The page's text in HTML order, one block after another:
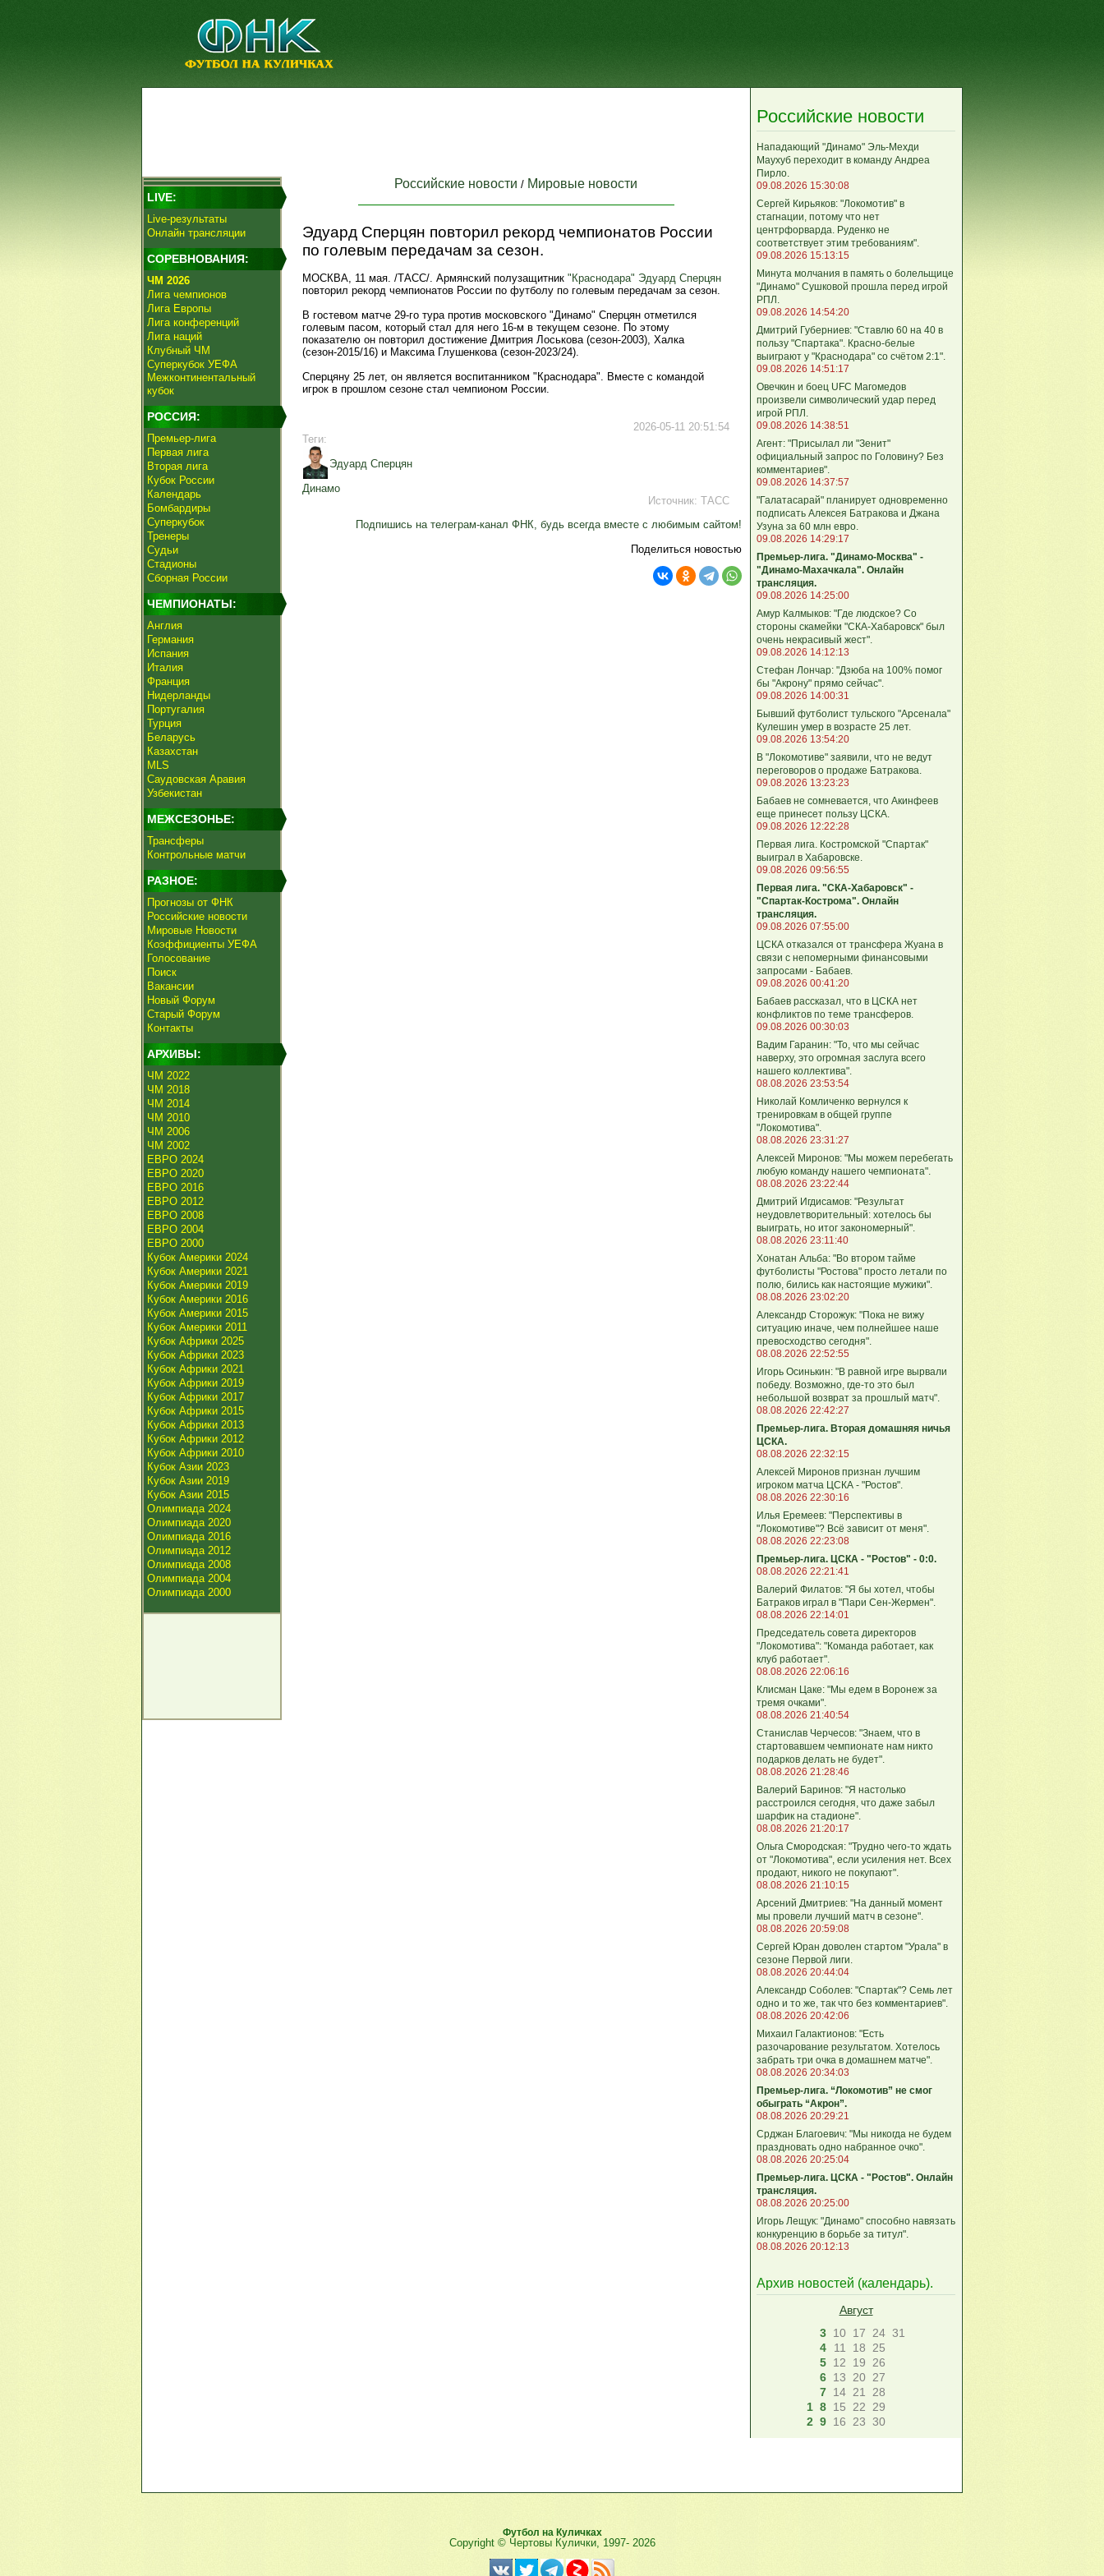
LIVE:
Live-результаты
Онлайн трансляции
СОРЕВНОВАНИЯ:
ЧМ 2026
Лига чемпионов
Лига Европы
Лига конференций
Лига наций
Клубный ЧМ
Суперкубок УЕФА
Межконтинентальный
кубок
РОССИЯ:
Премьер-лига
Первая лига
Вторая лига
Кубок России
Календарь
Бомбардиры
Суперкубок
Тренеры
Судьи
Стадионы
Сборная России
ЧЕМПИОНАТЫ:
Англия
Германия
Испания
Италия
Франция
Нидерланды
Португалия
Турция
Беларусь
Казахстан
MLS
Саудовская Аравия
Узбекистан
МЕЖСЕЗОНЬЕ:
Трансферы
Контрольные матчи
РАЗНОЕ:
Прогнозы от ФНК
Российские новости
Мировые Новости
Коэффициенты УЕФА
Голосование
Поиск
Вакансии
Новый Форум
Старый Форум
Контакты
АРХИВЫ:
ЧМ 2022
ЧМ 2018
ЧМ 2014
ЧМ 2010
ЧМ 2006
ЧМ 2002
ЕВРО 2024
ЕВРО 2020
ЕВРО 2016
ЕВРО 2012
ЕВРО 2008
ЕВРО 2004
ЕВРО 2000
Кубок Америки 2024
Кубок Америки 2021
Кубок Америки 2019
Кубок Америки 2016
Кубок Америки 2015
Кубок Америки 2011
Кубок Африки 2025
Кубок Африки 2023
Кубок Африки 2021
Кубок Африки 2019
Кубок Африки 2017
Кубок Африки 2015
Кубок Африки 2013
Кубок Африки 2012
Кубок Африки 2010
Кубок Азии 2023
Кубок Азии 2019
Кубок Азии 2015
Олимпиада 2024
Олимпиада 2020
Олимпиада 2016
Олимпиада 2012
Олимпиада 2008
Олимпиада 2004
Олимпиада 2000
Российские новости / Мировые новости
Эдуард Сперцян повторил рекорд чемпионатов России
по голевым передачам за сезон.
МОСКВА, 11 мая. /ТАСС/. Армянский полузащитник "Краснодара" Эдуард Сперцян
повторил рекорд чемпионатов России по футболу по голевым передачам за сезон.
В гостевом матче 29-го тура против московского "Динамо" Сперцян отметился
голевым пасом, который стал для него 16-м в текущем сезоне. По этому
показателю он повторил достижение Дмитрия Лоськова (сезон-2003), Халка
(сезон-2015/16) и Максима Глушенкова (сезон-2023/24).
Сперцяну 25 лет, он является воспитанником "Краснодара". Вместе с командой
игрок в прошлом сезоне стал чемпионом России.
2026-05-11 20:51:54
Теги:
Эдуард Сперцян
Динамо
Источник: ТАСС
Подпишись на телеграм-канал ФНК, будь всегда вместе с любимым сайтом!
Поделиться новостью
Российские новости
Нападающий "Динамо" Эль-Мехди
Маухуб переходит в команду Андреа
Пирло.
09.08.2026 15:30:08
Сергей Кирьяков: "Локомотив" в
стагнации, потому что нет
центрфорварда. Руденко не
соответствует этим требованиям".
09.08.2026 15:13:15
Минута молчания в память о болельщице
"Динамо" Сушковой прошла перед игрой
РПЛ.
09.08.2026 14:54:20
Дмитрий Губерниев: "Ставлю 60 на 40 в
пользу "Спартака". Красно-белые
выиграют у "Краснодара" со счётом 2:1".
09.08.2026 14:51:17
Овечкин и боец UFC Магомедов
произвели символический удар перед
игрой РПЛ.
09.08.2026 14:38:51
Агент: "Присылал ли "Зенит"
официальный запрос по Головину? Без
комментариев".
09.08.2026 14:37:57
"Галатасарай" планирует одновременно
подписать Алексея Батракова и Джана
Узуна за 60 млн евро.
09.08.2026 14:29:17
Премьер-лига. "Динамо-Москва" -
"Динамо-Махачкала". Онлайн
трансляция.
09.08.2026 14:25:00
Амур Калмыков: "Где людское? Со
стороны скамейки "СКА-Хабаровск" был
очень некрасивый жест".
09.08.2026 14:12:13
Стефан Лончар: "Дзюба на 100% помог
бы "Акрону" прямо сейчас".
09.08.2026 14:00:31
Бывший футболист тульского "Арсенала"
Кулешин умер в возрасте 25 лет.
09.08.2026 13:54:20
В "Локомотиве" заявили, что не ведут
переговоров о продаже Батракова.
09.08.2026 13:23:23
Бабаев не сомневается, что Акинфеев
еще принесет пользу ЦСКА.
09.08.2026 12:22:28
Первая лига. Костромской "Спартак"
выиграл в Хабаровске.
09.08.2026 09:56:55
Первая лига. "СКА-Хабаровск" -
"Спартак-Кострома". Онлайн
трансляция.
09.08.2026 07:55:00
ЦСКА отказался от трансфера Жуана в
связи с непомерными финансовыми
запросами - Бабаев.
09.08.2026 00:41:20
Бабаев рассказал, что в ЦСКА нет
конфликтов по теме трансферов.
09.08.2026 00:30:03
Вадим Гаранин: "То, что мы сейчас
наверху, это огромная заслуга всего
нашего коллектива".
08.08.2026 23:53:54
Николай Комличенко вернулся к
тренировкам в общей группе
"Локомотива".
08.08.2026 23:31:27
Алексей Миронов: "Мы можем перебегать
любую команду нашего чемпионата".
08.08.2026 23:22:44
Дмитрий Игдисамов: "Результат
неудовлетворительный: хотелось бы
выиграть, но итог закономерный".
08.08.2026 23:11:40
Хонатан Альба: "Во втором тайме
футболисты "Ростова" просто летали по
полю, бились как настоящие мужики".
08.08.2026 23:02:20
Александр Сторожук: "Пока не вижу
ситуацию иначе, чем полнейшее наше
превосходство сегодня".
08.08.2026 22:52:55
Игорь Осинькин: "В равной игре вырвали
победу. Возможно, где-то это был
небольшой возврат за прошлый матч".
08.08.2026 22:42:27
Премьер-лига. Вторая домашняя ничья
ЦСКА.
08.08.2026 22:32:15
Алексей Миронов признан лучшим
игроком матча ЦСКА - "Ростов".
08.08.2026 22:30:16
Илья Еремеев: "Перспективы в
"Локомотиве"? Всё зависит от меня".
08.08.2026 22:23:08
Премьер-лига. ЦСКА - "Ростов" - 0:0.
08.08.2026 22:21:41
Валерий Филатов: "Я бы хотел, чтобы
Батраков играл в "Пари Сен-Жермен".
08.08.2026 22:14:01
Председатель совета директоров
"Локомотива": "Команда работает, как
клуб работает".
08.08.2026 22:06:16
Клисман Цаке: "Мы едем в Воронеж за
тремя очками".
08.08.2026 21:40:54
Станислав Черчесов: "Знаем, что в
стартовавшем чемпионате нам никто
подарков делать не будет".
08.08.2026 21:28:46
Валерий Баринов: "Я настолько
расстроился сегодня, что даже забыл
шарфик на стадионе".
08.08.2026 21:20:17
Ольга Смородская: "Трудно чего‑то ждать
от "Локомотива", если усиления нет. Всех
продают, никого не покупают".
08.08.2026 21:10:15
Арсений Дмитриев: "На данный момент
мы провели лучший матч в сезоне".
08.08.2026 20:59:08
Сергей Юран доволен стартом "Урала" в
сезоне Первой лиги.
08.08.2026 20:44:04
Александр Соболев: "Спартак"? Семь лет
одно и то же, так что без комментариев".
08.08.2026 20:42:06
Михаил Галактионов: "Есть
разочарование результатом. Хотелось
забрать три очка в домашнем матче".
08.08.2026 20:34:03
Премьер-лига. “Локомотив” не смог
обыграть “Акрон”.
08.08.2026 20:29:21
Срджан Благоевич: "Мы никогда не будем
праздновать одно набранное очко".
08.08.2026 20:25:04
Премьер-лига. ЦСКА - "Ростов". Онлайн
трансляция.
08.08.2026 20:25:00
Игорь Лещук: "Динамо" способно навязать
конкуренцию в борьбе за титул".
08.08.2026 20:12:13
Архив новостей (календарь).
Август
3 10 17 24 31
4
11 18
25
5 12 19
26
6 13 20 27
7 14 21
28
1 8 15 22
29
2 9 16 23 30
Футбол на Куличках
Copyright © Чертовы Кулички, 1997- 2026